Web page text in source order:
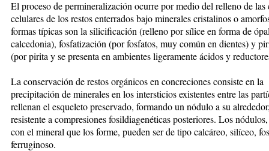
El proceso de permineralización ocurre por medio del relleno de las
celulares de los restos enterrados bajo minerales cristalinos o
formas típicas son la silicificación (relleno por sílice en forma de
calcedonia), fosfatización (por fosfatos, muy común en dientes) y
(por pirita y se presenta en ambientes ligeramente ácidos y
La conservación de restos orgánicos en concreciones consiste en la
precipitación de minerales en los intersticios existentes entre las
rellenan el esqueleto preservado, formando un nódulo a su
resistente a compresiones fosildiagenéticas posteriores. Los
con el mineral que los forme, pueden ser de tipo calcáreo, silíceo,
ferruginoso.